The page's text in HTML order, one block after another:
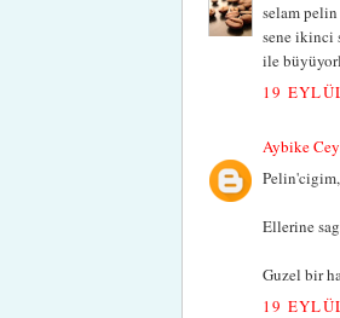
selam
sene ikinci
ile
19
Aybike
Pelin'cigim,
Ellerine
Guzel bir
19